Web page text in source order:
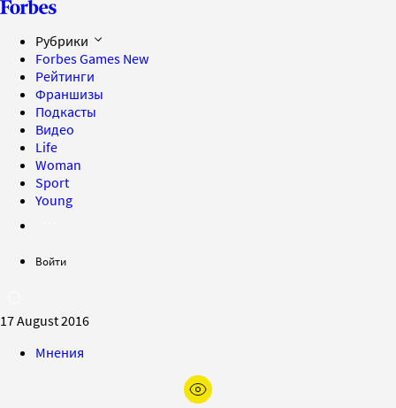
Рубрики
Forbes Games New
Рейтинги
Франшизы
Подкасты
Видео
Life
Woman
Sport
Young
Войти
17 August 2016
Мнения